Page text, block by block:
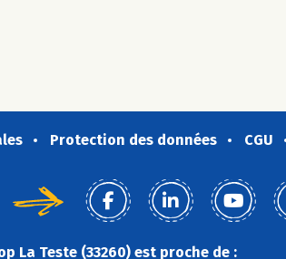
Protection des données CGU
La Teste (33260) est proche de :